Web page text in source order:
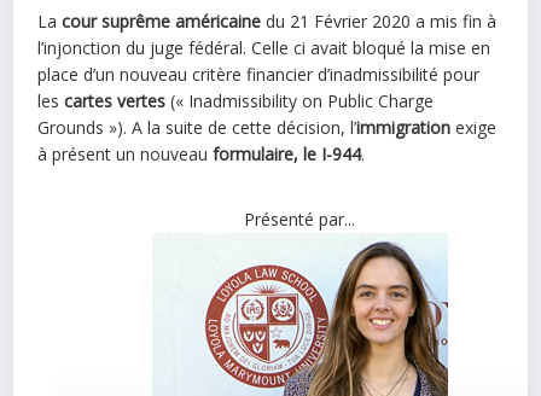
La cour suprême américaine du 21 Février 2020 a mis fin à
l’injonction du juge fédéral. Celle ci avait bloqué la mise en
place d’un nouveau critère financier d’inadmissibilité pour
lescartes vertes (« Inadmissibility on Public Charge
Grounds »). A la suite de cette décision, l’immigration exige
à présent un nouveauformulaire, le I-944.
Présenté par...